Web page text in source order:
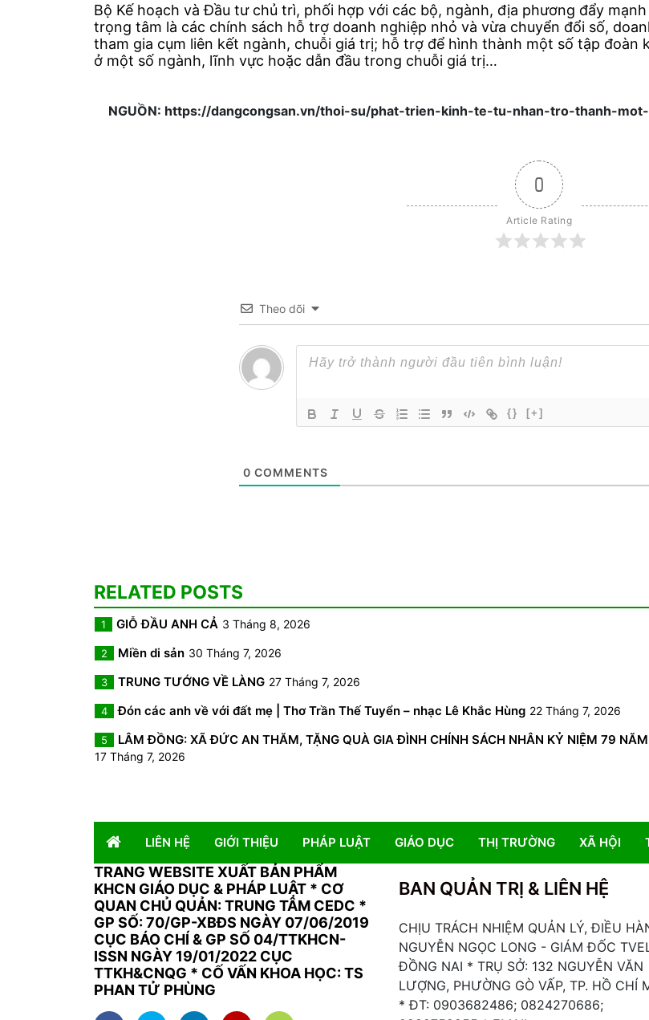
Bộ Kế hoạch và Đầu tư chủ trì, phối hợp với các bộ, ngành, địa phương đẩy
trọng tâm là các chính sách hỗ trợ doanh nghiệp nhỏ và vừa chuyển đổi số,
tham gia cụm liên kết ngành, chuỗi giá trị; hỗ trợ để hình thành một số tập
ở một số ngành, lĩnh vực hoặc dẫn đầu trong chuỗi giá trị…
NGUỒN: https://dangcongsan.vn/thoi-su/phat-trien-kinh-te-tu-nhan-tro-thanh-
0
Article Rating
Theo dõi
{} [+]
0 COMMENTS
RELATED POSTS
1 GIỖ ĐẦU ANH CẢ 3 Tháng 8, 2026
2 Miền di sản 30 Tháng 7, 2026
3 TRUNG TƯỚNG VỀ LÀNG 27 Tháng 7, 2026
4 Đón các anh về với đất mẹ | Thơ Trần Thế Tuyển – nhạc Lê Khắc Hùng 22 Tháng 7, 2026
5 LÂM ĐỒNG: XÃ ĐỨC AN THĂM, TẶNG QUÀ GIA ĐÌNH CHÍNH SÁCH NHÂN KỶ NIỆM 79
17 Tháng 7, 2026
LIÊN HỆ GIỚI THIỆU PHÁP LUẬT GIÁO DỤC THỊ TRƯỜNG XÃ HỘI
TRANG WEBSITE XUẤT BẢN PHẨM
KHCN GIÁO DỤC & PHÁP LUẬT * CƠ
QUAN CHỦ QUẢN: TRUNG TÂM CEDC *
GP SỐ: 70/GP-XBĐS NGÀY 07/06/2019
CỤC BÁO CHÍ & GP SỐ 04/TTKHCN-
ISSN NGÀY 19/01/2022 CỤC
TTKH&CNQG * CỐ VẤN KHOA HỌC: TS
PHAN TỬ PHÙNG
BAN QUẢN TRỊ & LIÊN HỆ
CHỊU TRÁCH NHIỆM QUẢN LÝ, ĐIỀU
NGUYỄN NGỌC LONG - GIÁM ĐỐC
ĐỒNG NAI * TRỤ SỞ: 132 NGUYỄN VĂN
LƯỢNG, PHƯỜNG GÒ VẤP, TP. HỒ CHÍ
* ĐT: 0903682486; 0824270686;